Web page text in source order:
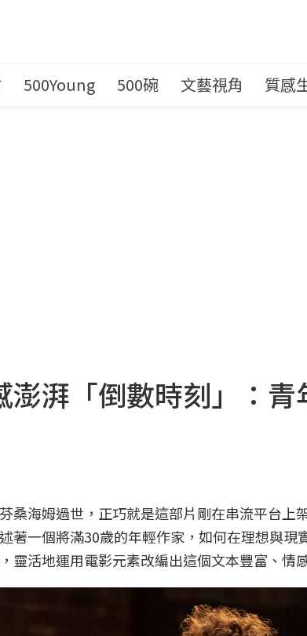
500Young 500碗 文藝視角 質感
澎湃「倒數時刻」：
桑海姆過世，正巧就是這部片剛在串流平台上
著一個將滿30歲的年輕作家，如何在理想與現
靈活地運用電影元素改編出這個文本豐富、情